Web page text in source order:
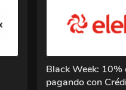
Black Week: 10%
pagando con